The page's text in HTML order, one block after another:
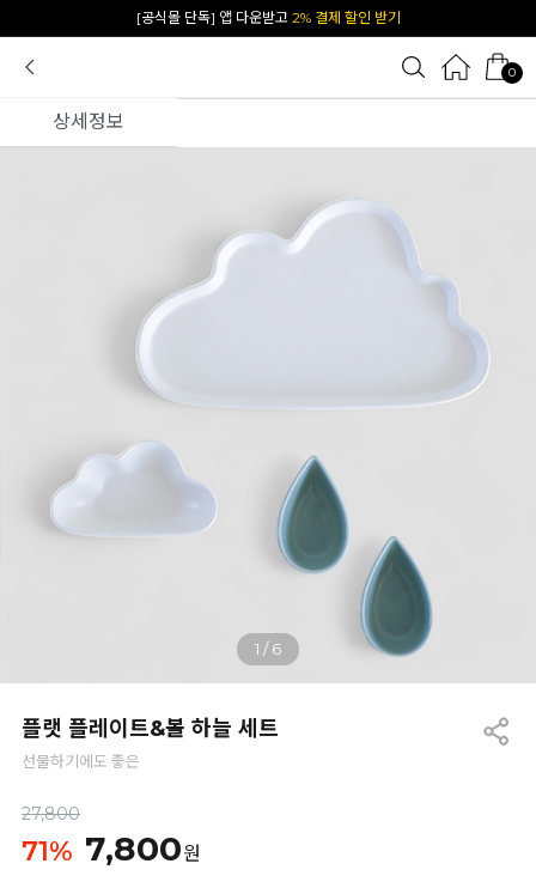
카카오 플친 추가하면1천원 즉시 할인 쿠폰
0
상세정보
1 /6
플랫 플레이트&볼 하늘 세트
선물하기에도 좋은
27,800
71% 7,800원